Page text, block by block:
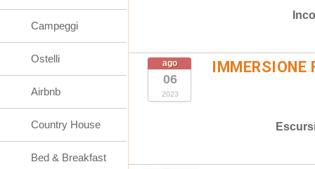
ago
06
2023
IMMERSIONE
Campeggi
Ostelli
Airbnb
Country House
Bed & Breakfast